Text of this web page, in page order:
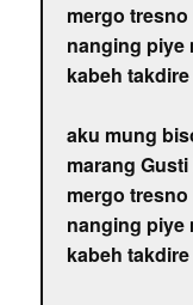
mergo
nanging piye
kabeh
aku mung
marang
mergo
nanging piye
kabeh